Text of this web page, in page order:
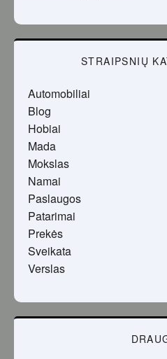
STRAIPSNIŲ
Automobiliai
Blog
Hobiai
Mada
Mokslas
Namai
Paslaugos
Patarimai
Prekės
Sveikata
Verslas